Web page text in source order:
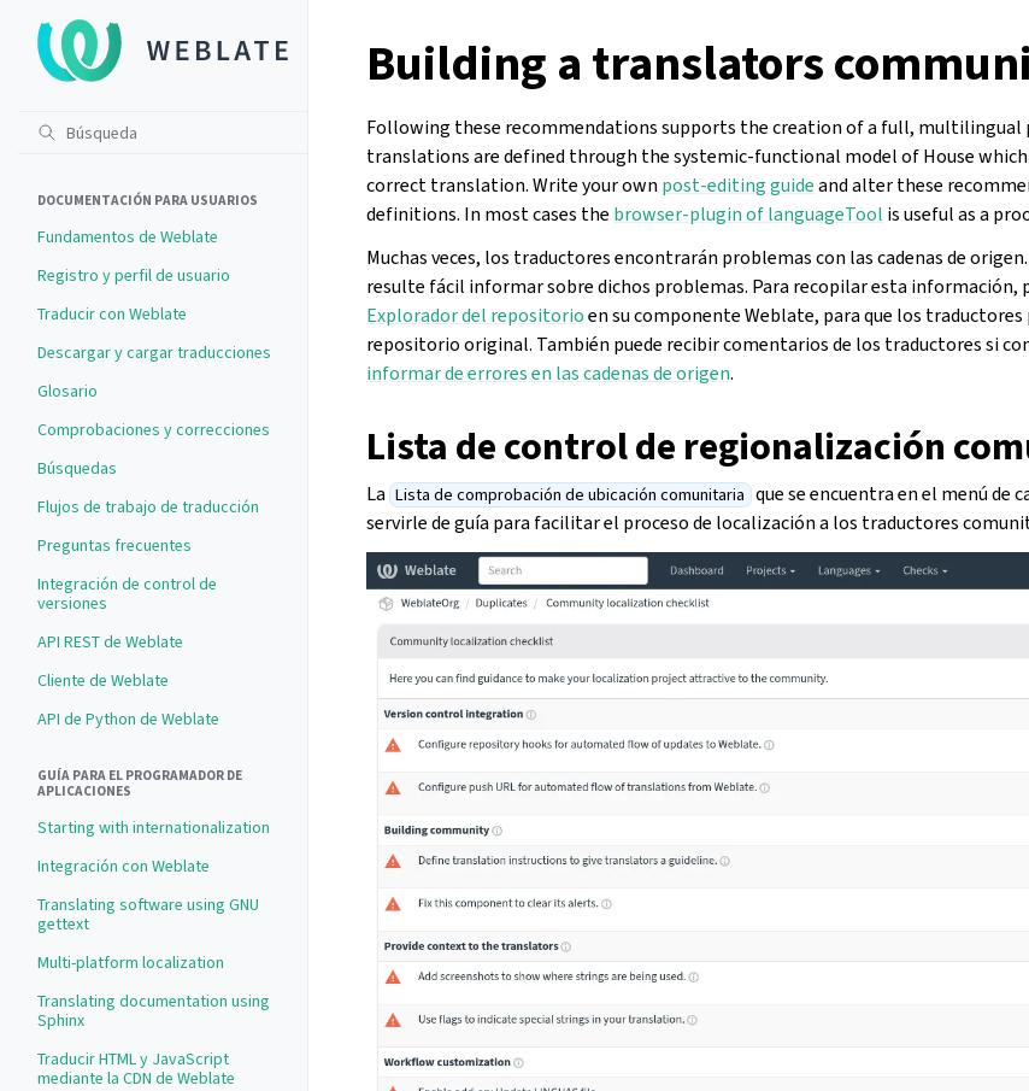
DOCUMENTACIÓN PARA USUARIOS
Fundamentos de Weblate
Registro y perfil de usuario
Traducir con Weblate
Descargar y cargar traducciones
Glosario
Comprobaciones y correcciones
Búsquedas
Flujos de trabajo de traducción
Preguntas frecuentes
Integración de control de
versiones
API REST de Weblate
Cliente de Weblate
API de Python de Weblate
GUÍA PARA EL PROGRAMADOR DE
APLICACIONES
Starting with internationalization
Integración con Weblate
Translating software using GNU
gettext
Multi-platform localization
Translating documentation using
Sphinx
Traducir HTML y JavaScript
mediante la CDN de Weblate
Building a translators
Following these recommendations supports the creation of a full, multilingual
translations are defined through the systemic-functional model of House
correct translation. Write your own post-editing guideand alter these
definitions. In most cases the browser-plugin of languageTool is useful as a
Muchas veces, los traductores encontrarán problemas con las cadenas de origen.
resulte fácil informar sobre dichos problemas. Para recopilar esta información,
Explorador del repositorioen su componente Weblate, para que los
repositorio original. También puede recibir comentarios de los traductores si
informar de errores en las cadenas de origen.
Lista de control de regionalización
La Lista de comprobación de ubicación comunitaria que se encuentra en el menú de
servirle de guía para facilitar el proceso de localización a los traductores